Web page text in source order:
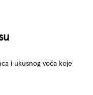
i ukusnog voća koje